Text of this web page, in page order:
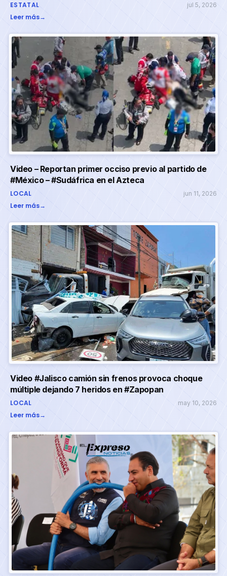
ESTATAL jul 5, 2026
Leer más→
Video – Reportan primer occiso previo al partido de
#México – #Sudáfrica en el Azteca
LOCAL jun 11, 2026
Leer más→
Video #Jalisco camión sin frenos provoca choque
múltiple dejando 7 heridos en #Zapopan
LOCAL may 10, 2026
Leer más→